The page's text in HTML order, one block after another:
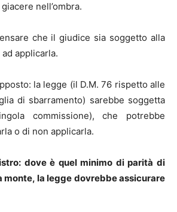
nell’ombra.
che il giudice sia soggetto alla
applicarla.
la legge (il D.M. 76 rispetto alle
di sbarramento) sarebbe soggetta
commissione), che potrebbe
o di non applicarla.
dove è quel minimo di parità di
monte, la legge dovrebbe assicurare